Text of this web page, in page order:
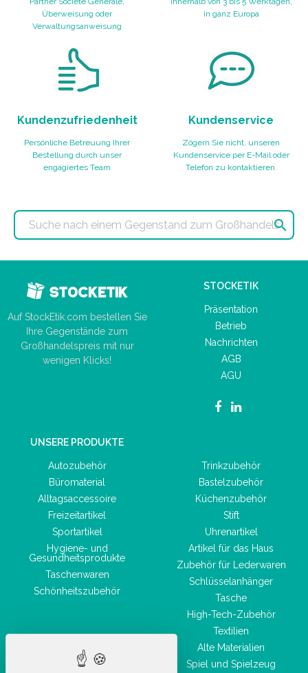
Überweisung oder
Verwaltungsanweisung
in ganz Europa
Kundenzufriedenheit
Persönliche Betreuung Ihrer
Bestellung durch unser
engagiertes Team
Kundenservice
Zögern Sie nicht, unseren
Kundenservice per E-Mail oder
Telefon zu kontaktieren.

Auf StockEtik.com bestellen Sie
Ihre Gegenstände zum
Großhandelspreis mit nur
wenigen Klicks!
STOCKETIK
Präsentation
Betrieb
Nachrichten
AGB
AGU
UNSERE PRODUKTE
Autozubehör
Büromaterial
Alltagsaccessoire
Freizeitartikel
Sportartikel
Hygiene- und
Gesundheitsprodukte
Taschenwaren
Schönheitszubehör
Trinkzubehör
Bastelzubehör
Küchenzubehör
Stift
Uhrenartikel
Artikel für das Haus
Zubehör für Lederwaren
Schlüsselanhänger
Tasche
High-Tech-Zubehör
Textilien
Alte Materialien
Spiel und Spielzeug